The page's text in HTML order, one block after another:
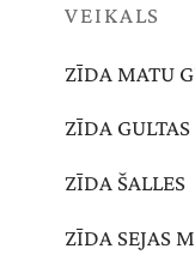
VEIKALS
ZĪDA MATU
ZĪDA
ZĪDA ŠALLES
ZĪDA SEJAS